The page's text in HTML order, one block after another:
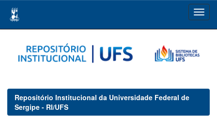
navigation
Repositório Institucional da Universidade Federal de
Sergipe - RI/UFS